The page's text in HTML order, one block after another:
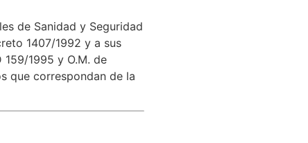
de Sanidad y Seguridad
1407/1992 y a sus
1995 y O.M. de
que correspondan de la